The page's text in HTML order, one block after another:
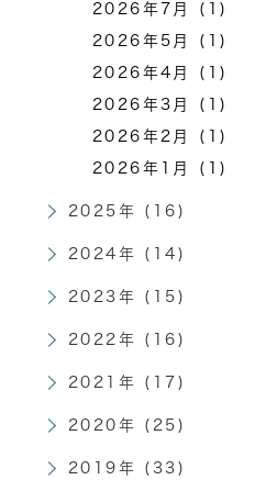
2026年7月 (1)
2026年5月 (1)
2026年4月 (1)
2026年3月 (1)
2026年2月 (1)
2026年1月 (1)
2025年 (16)
2024年 (14)
2023年 (15)
2022年 (16)
2021年 (17)
2020年 (25)
2019年 (33)